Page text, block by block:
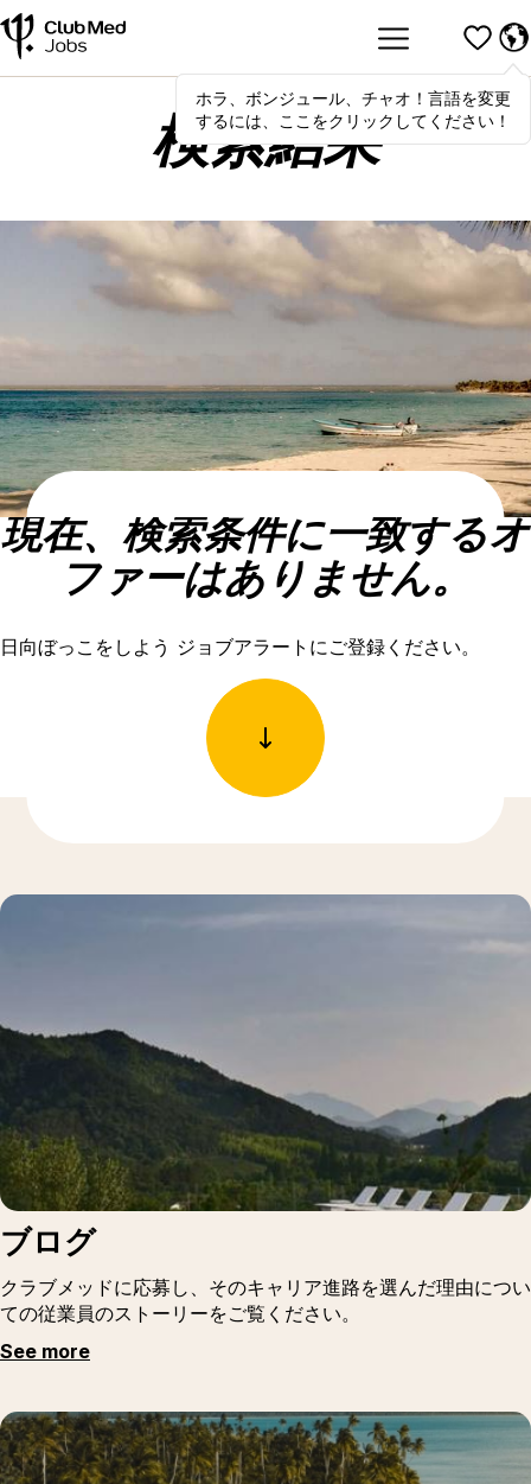
Hola,bonjour, ciao! To switch
languages, click here!
ホラ、ボンジュール、チャオ！言語を変更
するには、ここをクリックしてください！
検索結果
現在、検索条件に一致するオ
ファーはありません。
日向ぼっこをしよう ジョブアラートにご登録ください。
ブログ
クラブメッドに応募し、そのキャリア進路を選んだ理由につい
ての従業員のストーリーをご覧ください。
See more